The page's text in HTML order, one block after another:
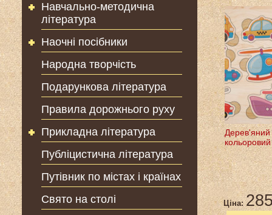
Навчально-методична
література
Наочні посібники
Народна творчість
Подарункова література
Правила дорожнього руху
Прикладна література
Публіцистична література
Путівник по містах і країнах
Свято на столі
Дерев'яний
Ціна: